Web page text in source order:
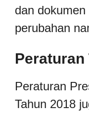
dan
perubahan
Peraturan
Peraturan
Tahun 2018